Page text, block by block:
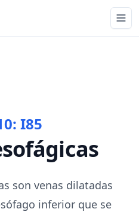
I85
son venas dilatadas
inferior que se